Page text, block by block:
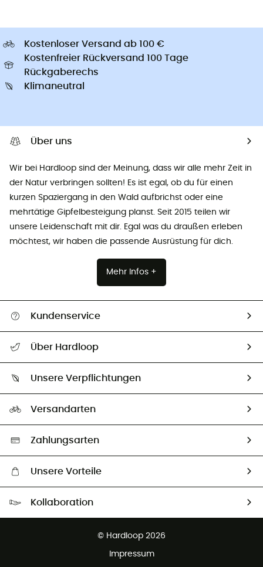
Kostenloser Versand ab 100 €
Kostenfreier Rückversand 100 Tage
Rückgaberechs
Klimaneutral
Über uns
Wir bei Hardloop sind der Meinung, dass wir alle mehr Zeit in
der Natur verbringen sollten! Es ist egal, ob du für einen
kurzen Spaziergang in den Wald aufbrichst oder eine
mehrtätige Gipfelbesteigung planst. Seit 2015 teilen wir
unsere Leidenschaft mit dir. Egal was du draußen erleben
möchtest, wir haben die passende Ausrüstung für dich.
Mehr Infos +
Kundenservice
Größentabelle
Vertrag widerrufen
Über Hardloop
Unsere Botschafter
Unsere Verpflichtungen
Auswahl an nachhaltigen Produkten
Versandarten
Zahlungsarten
Unsere Vorteile
Kollaboration
© Hardloop 2026
Impressum